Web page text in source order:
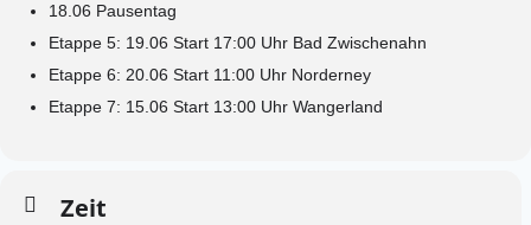
18.06 Pausentag
Etappe 5: 19.06 Start 17:00 Uhr Bad Zwischenahn
Etappe 6: 20.06 Start 11:00 Uhr Norderney
Etappe 7: 15.06 Start 13:00 Uhr Wangerland
Zeit